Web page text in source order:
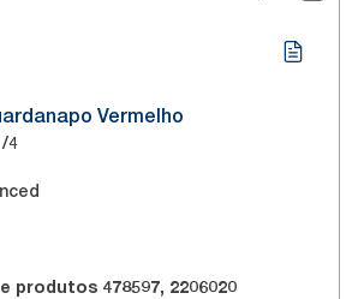
Vermelho
4
produtos 478597, 2206020